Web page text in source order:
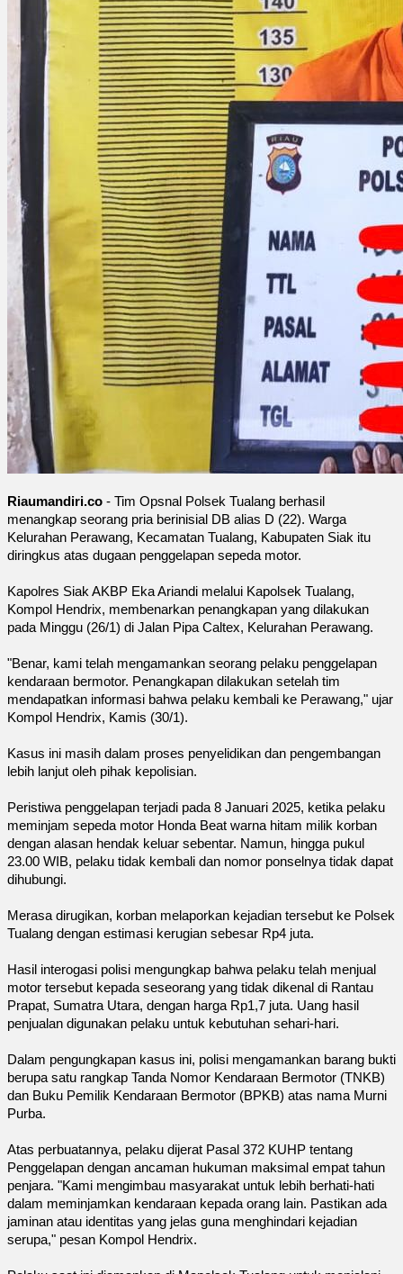
Riaumandiri.co - Tim Opsnal Polsek Tualang berhasil
menangkap seorang pria berinisial DB alias D (22). Warga
Kelurahan Perawang, Kecamatan Tualang, Kabupaten Siak itu
diringkus atas dugaan penggelapan sepeda motor.
Kapolres Siak AKBP Eka Ariandi melalui Kapolsek Tualang,
Kompol Hendrix, membenarkan penangkapan yang dilakukan
pada Minggu (26/1) di Jalan Pipa Caltex, Kelurahan Perawang.
"Benar, kami telah mengamankan seorang pelaku penggelapan
kendaraan bermotor. Penangkapan dilakukan setelah tim
mendapatkan informasi bahwa pelaku kembali ke Perawang," ujar
Kompol Hendrix, Kamis (30/1).
Kasus ini masih dalam proses penyelidikan dan pengembangan
lebih lanjut oleh pihak kepolisian.
Peristiwa penggelapan terjadi pada 8 Januari 2025, ketika pelaku
meminjam sepeda motor Honda Beat warna hitam milik korban
dengan alasan hendak keluar sebentar. Namun, hingga pukul
23.00 WIB, pelaku tidak kembali dan nomor ponselnya tidak dapat
dihubungi.
Merasa dirugikan, korban melaporkan kejadian tersebut ke Polsek
Tualang dengan estimasi kerugian sebesar Rp4 juta.
Hasil interogasi polisi mengungkap bahwa pelaku telah menjual
motor tersebut kepada seseorang yang tidak dikenal di Rantau
Prapat, Sumatra Utara, dengan harga Rp1,7 juta. Uang hasil
penjualan digunakan pelaku untuk kebutuhan sehari-hari.
Dalam pengungkapan kasus ini, polisi mengamankan barang bukti
berupa satu rangkap Tanda Nomor Kendaraan Bermotor (TNKB)
dan Buku Pemilik Kendaraan Bermotor (BPKB) atas nama Murni
Purba.
Atas perbuatannya, pelaku dijerat Pasal 372 KUHP tentang
Penggelapan dengan ancaman hukuman maksimal empat tahun
penjara. "Kami mengimbau masyarakat untuk lebih berhati-hati
dalam meminjamkan kendaraan kepada orang lain. Pastikan ada
jaminan atau identitas yang jelas guna menghindari kejadian
serupa," pesan Kompol Hendrix.